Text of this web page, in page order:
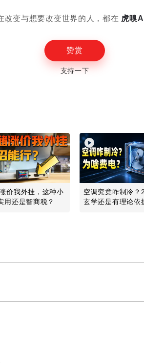
改变与想要改变世界的人，都在 虎嗅
赞赏
支持一下
价我外挂，这种小
用还是智商税？
空调究竟咋制冷？
玄学还是有理论依